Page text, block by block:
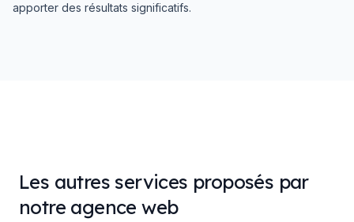
apporter des résultats significatifs.
Les autres services proposés par
notre agence web